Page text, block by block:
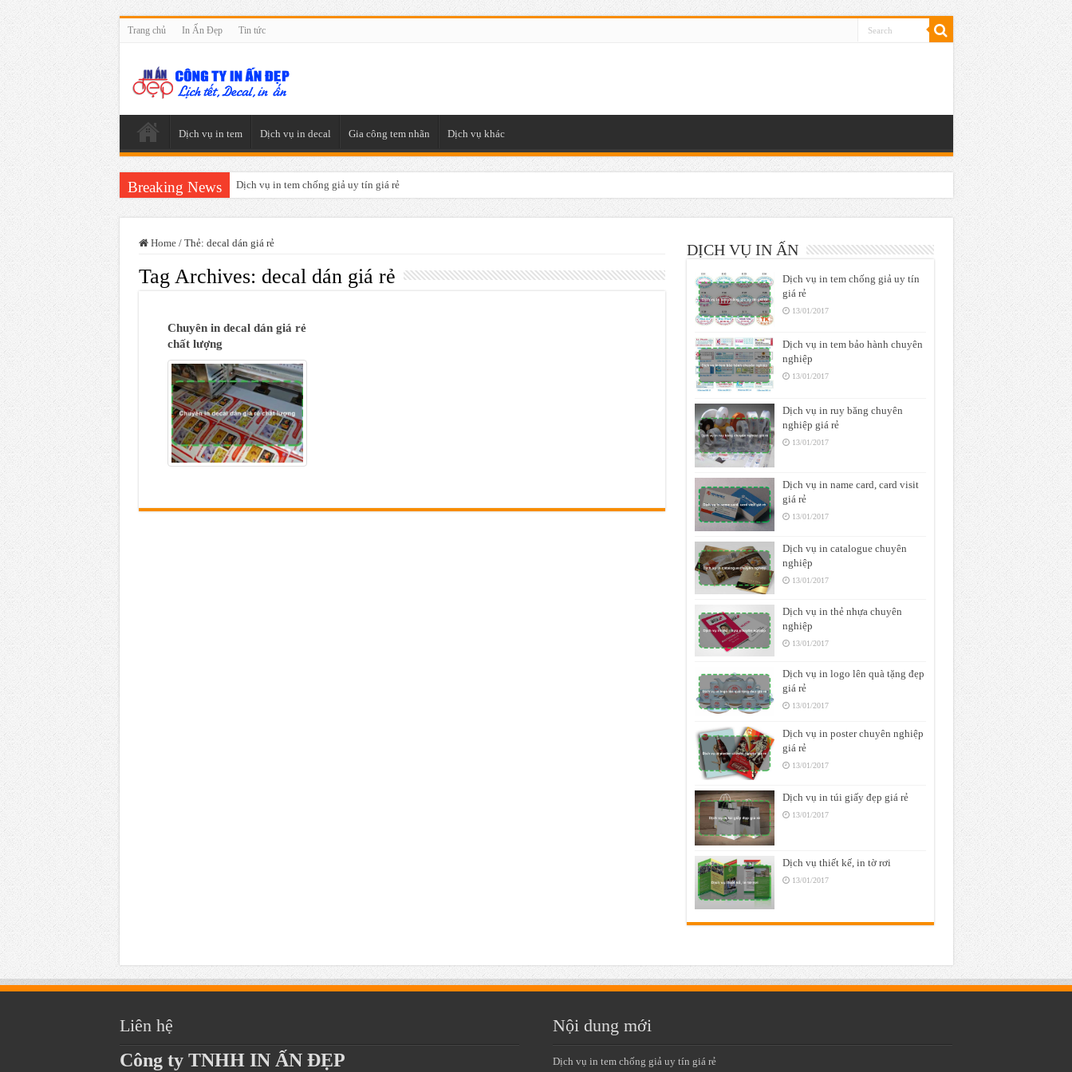
Trang chủ In Ấn Đẹp Tin tức
Dịch vụ in tem Dịch vụ in decal Gia công tem nhãn Dịch vụ khác
Breaking News Dịch vụ in tem chống giả uy tín giá rẻ
Home / Thẻ: decal dán giá rẻ
Tag Archives: decal dán giá rẻ
Chuyên in decal dán giá rẻ
chất lượng
DỊCH VỤ IN ẤN
Dịch vụ in tem chống giả uy tín
giá rẻ
13/01/2017
Dịch vụ in tem bảo hành chuyên
nghiệp
13/01/2017
Dịch vụ in ruy băng chuyên
nghiệp giá rẻ
13/01/2017
Dịch vụ in name card, card visit
giá rẻ
13/01/2017
Dịch vụ in catalogue chuyên
nghiệp
13/01/2017
Dịch vụ in thẻ nhựa chuyên
nghiệp
13/01/2017
Dịch vụ in logo lên quà tặng đẹp
giá rẻ
13/01/2017
Dịch vụ in poster chuyên nghiệp
giá rẻ
13/01/2017
Dịch vụ in túi giấy đẹp giá rẻ
13/01/2017
Dịch vụ thiết kế, in tờ rơi
13/01/2017
Liên hệ
Công ty TNHH IN ẤN ĐẸP
Nội dung mới
Dịch vụ in tem chống giả uy tín giá rẻ